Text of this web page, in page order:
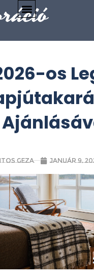
os
Geza január 9,